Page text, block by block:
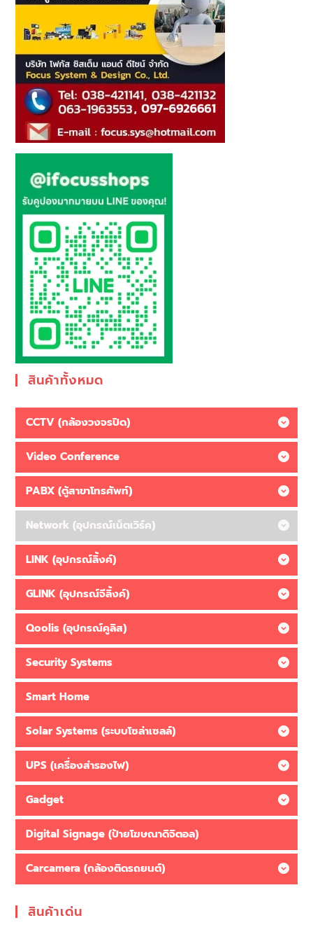
สินค้าทั้งหมด
CCTV (กล้องวงจรปิด)
Video Conference
PABX (ตู้สาขาโทรศัพท์)
Network (อุปกรณ์เน็ตเวิร์ค)
LINK (อุปกรณ์ลิ้งค์)
GLINK (อุปกรณ์จีลิ้งค์)
Qoolis (อุปกรณ์คูลิส)
Security Systems
Smart Home
Solar Systems (ระบบโซล่าเซลล์)
UPS (เครื่องสำรองไฟ)
Gadget
Digital Signage (ป้ายโฆษณาดิจิตอล)
Carcamera (กล้องติดรถยนต์)
สินค้าเด่น